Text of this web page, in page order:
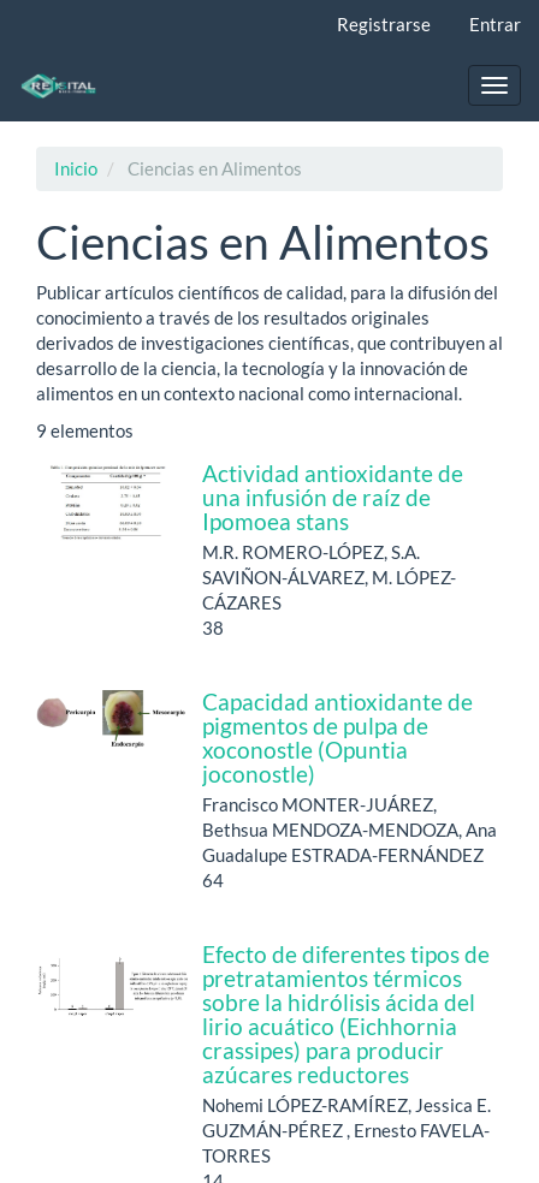
principal
Registrarse Entrar
Inicio Ciencias en Alimentos
Ciencias en Alimentos
Publicar artículos científicos de calidad, para la difusión del
conocimiento a través de los resultados originales
derivados de investigaciones científicas, que contribuyen al
desarrollo de la ciencia, la tecnología y la innovación de
alimentos en un contexto nacional como internacional.
9 elementos
Actividad antioxidante de
una infusión de raíz de
Ipomoea stans
M.R. ROMERO-LÓPEZ, S.A.
SAVIÑON-ÁLVAREZ, M. LÓPEZ-
CÁZARES
38
Capacidad antioxidante de
pigmentos de pulpa de
xoconostle (Opuntia
joconostle)
Francisco MONTER-JUÁREZ,
Bethsua MENDOZA-MENDOZA, Ana
Guadalupe ESTRADA-FERNÁNDEZ
64
Efecto de diferentes tipos de
pretratamientos térmicos
sobre la hidrólisis ácida del
lirio acuático (Eichhornia
crassipes) para producir
azúcares reductores
Nohemi LÓPEZ-RAMÍREZ, Jessica E.
GUZMÁN-PÉREZ , Ernesto FAVELA-
TORRES